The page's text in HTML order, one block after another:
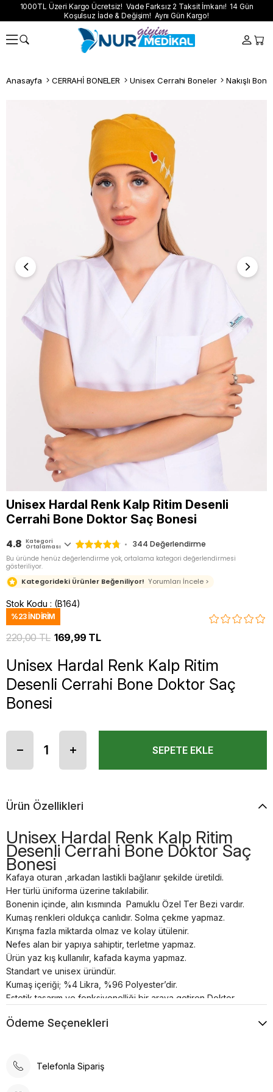
1000TL Üzeri Kargo Ücretsiz! Vade Farksız 2 Taksit İmkanı! 14 Gün
Koşulsuz İade & Değişim! Aynı Gün Kargo!
Anasayfa CERRAHİ BONELER Unisex Cerrahi Boneler Nakışlı
Unisex Hardal Renk Kalp Ritim Desenli
Cerrahi Bone Doktor Saç Bonesi
4.8 Kategori
Ortalaması 344 Değerlendirme
Bu üründe henüz değerlendirme yok, ortalama kategori değerlendirmesi
gösteriliyor.
Kategorideki Ürünler Beğeniliyor! Yorumları İncele >
Stok Kodu (B164)
%23İNDIRIM
220,00 TL 169,99 TL
Unisex Hardal Renk Kalp Ritim
Desenli Cerrahi Bone Doktor Saç
Bonesi
Ürün Özellikleri
Unisex Hardal Renk Kalp Ritim
Desenli Cerrahi Bone Doktor Saç
Bonesi
Kafaya oturan ,arkadan lastikli bağlanır şekilde üretildi.
Her türlü üniforma üzerine takılabilir.
Bonenin içinde, alın kısmında Pamuklu Özel Ter Bezi vardır.
Kumaş renkleri oldukça canlıdır. Solma çekme yapmaz.
Kırışma fazla miktarda olmaz ve kolay ütülenir.
Nefes alan bir yapıya sahiptir, terletme yapmaz.
Ürün yaz kış kullanılır, kafada kayma yapmaz.
Standart ve unisex üründür.
Kumaş içeriği; %4 Likra, %96 Polyester’dir.
Estetik tasarım ve fonksiyonelliği bir araya getiren Doktor
olarak üretilmiştir. Kafaya oturan ve arkadan lastikli
Bonenin iç kısmında yer alan pamuklu özel ter bezi, kullanıcıya
Ödeme Seçenekleri
Telefonla Sipariş